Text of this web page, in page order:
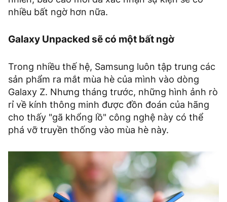
nhiều bất ngờ hơn nữa.
Galaxy Unpacked sẽ có một bất ngờ
Trong nhiều thế hệ, Samsung luôn tập trung các
sản phẩm ra mắt mùa hè của mình vào dòng
Galaxy Z. Nhưng tháng trước, những hình ảnh rò
rỉ về kính thông minh được đồn đoán của hãng
cho thấy "gã khổng lồ" công nghệ này có thể
phá vỡ truyền thống vào mùa hè này.